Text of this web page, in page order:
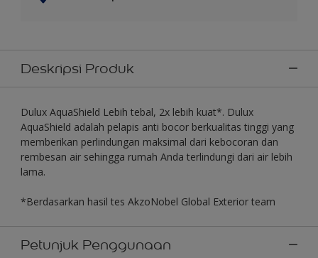
Deskripsi Produk
Dulux AquaShield Lebih tebal, 2x lebih kuat*. Dulux
AquaShield adalah pelapis anti bocor berkualitas tinggi yang
memberikan perlindungan maksimal dari kebocoran dan
rembesan air sehingga rumah Anda terlindungi dari air lebih
lama.
*Berdasarkan hasil tes AkzoNobel Global Exterior team
Petunjuk Penggunaan